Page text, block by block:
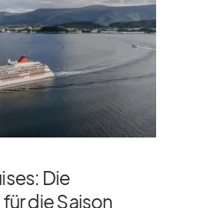
Die
die Saison